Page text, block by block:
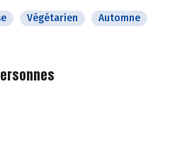
Végétarien
Automne